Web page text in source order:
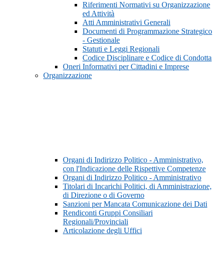
Riferimenti Normativi su Organizzazione
ed Attività
Atti Amministrativi Generali
Documenti di Programmazione Strategico
- Gestionale
Statuti e Leggi Regionali
Codice Disciplinare e Codice di Condotta
Oneri Informativi per Cittadini e Imprese
Organizzazione
Organi di Indirizzo Politico - Amministrativo,
con l'Indicazione delle Rispettive Competenze
Organi di Indirizzo Politico - Amministrativo
Titolari di Incarichi Politici, di Amministrazione,
di Direzione o di Governo
Sanzioni per Mancata Comunicazione dei Dati
Rendiconti Gruppi Consiliari
Regionali/Provinciali
Articolazione degli Uffici